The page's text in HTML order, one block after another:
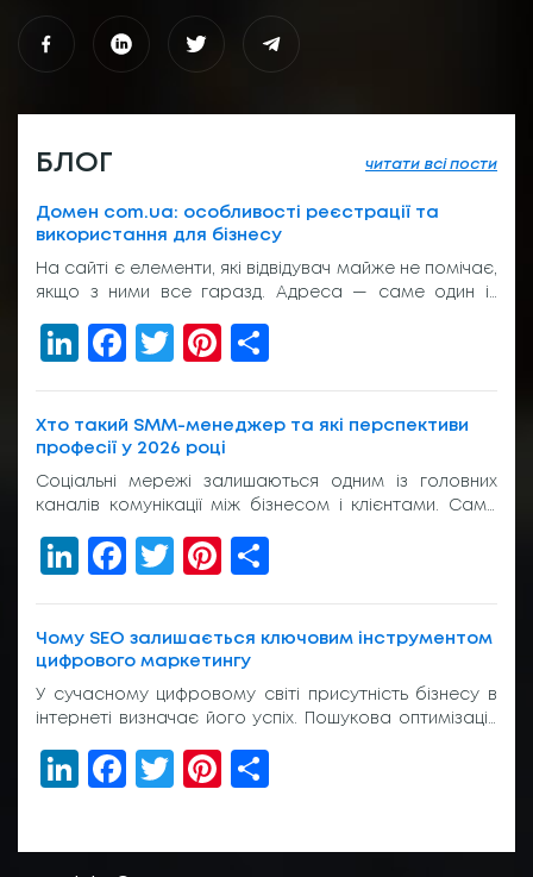
БЛОГ читати всі пости
Домен com.ua: особливості реєстрації та
використання для бізнесу
На сайті є елементи, які відвідувач майже не помічає,
якщо з ними все гаразд. Адреса — саме один із
рекламі, у листуванні з клієнтом, на вивісці біля входу
або в підписі менеджера. І якщо вона виглядає
звично, людина просто переходить далі. Без зайвих
LinkedIn
Facebook
TwitterPinterest
Хто такий SMM-менеджер та які перспективи
професії у 2026 році
Соціальні мережі залишаються одним із головних
каналів комунікації між бізнесом і клієнтами. Саме
просування компаній в Instagram, TikTok, Facebook,
YouTube та Telegram, продовжує зростати. Багатьох
людей, які планують змінити професію або
обов’язків такого спеціаліста та яке sмм навчання
необхідне для […]
LinkedIn
Facebook
TwitterPinterest
Чому SEO залишається ключовим інструментом
цифрового маркетингу
У сучасному цифровому світі присутність бізнесу в
інтернеті визначає його успіх. Пошукова оптимізація
необхідністю для компаній, які прагнуть залишатися
конкурентоспроможними на ринку. Основні
LinkedIn
Facebook
TwitterPinterest